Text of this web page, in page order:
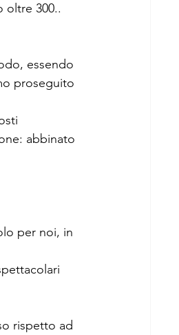
oltre 300..
essendo
proseguito
abbinato
per noi, in
rispetto ad